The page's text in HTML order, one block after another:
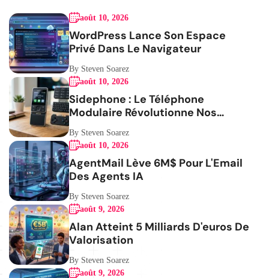
août 10, 2026
WordPress Lance Son Espace
Privé Dans Le Navigateur
By Steven Soarez
août 10, 2026
Sidephone : Le Téléphone
Modulaire Révolutionne Nos
Habitudes
By Steven Soarez
août 10, 2026
AgentMail Lève 6M$ Pour L'Email
Des Agents IA
By Steven Soarez
août 9, 2026
Alan Atteint 5 Milliards D'euros De
Valorisation
By Steven Soarez
août 9, 2026